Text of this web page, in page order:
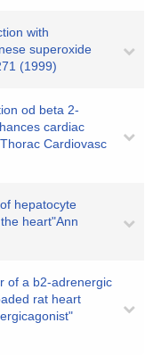
with
superoxide
(1999)
od beta 2-
cardiac
Cardiovasc
hepatocyte
heart"Ann
of a b2-adrenergic
rat heart